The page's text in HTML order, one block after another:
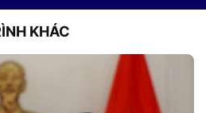
KHÁC